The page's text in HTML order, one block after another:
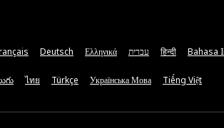
Deutsch Ελληνικά עברית हिन्दी Bahasa
ไทย Türkçe Українська Мова Tiếng Việt